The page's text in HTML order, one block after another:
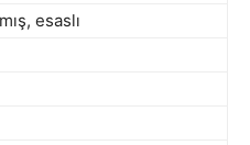
esaslı